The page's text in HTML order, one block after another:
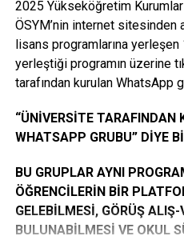
(15.10.2007 tarihinden sonra
edilmeyecektir.
KAZANAN ÖĞRENCİ LİSTESİ
Facebook
Email
itibarıyla görevlerine
Öğrencilerin süreci doğru
sosyal medya hesaplarını
Yavuz, “Başvurularda sık
yöntemleri ve hangi
düzenli olarak paylaşılacak.
halinde program 10 Kasım
tarihleri arasında kesintisiz
kullandı.
“Hedef: 1580 Öğrencinin
2025 Yükseköğretim
ÖSYM’nin internet sitesinden
lisans programlarına yerleşen
yerleştiği programın üzerine
tarafından kurulan WhatsApp
“ÜNİVERSİTE TARAFINDAN
WHATSAPP GRUBU” DİYE
BU GRUPLAR AYNI
ÖĞRENCİLERİN BİR
GELEBİLMESİ, GÖRÜŞ ALIŞ-
BULUNABİLMESİ VE OKUL